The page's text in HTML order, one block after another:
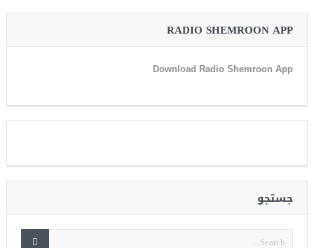
RADIO SHEMROON APP
Download Radio Shemroon App
جستجو